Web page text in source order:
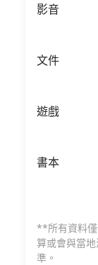
影音
文件
遊戲
書本
**所有資料僅
算或會與當
準。